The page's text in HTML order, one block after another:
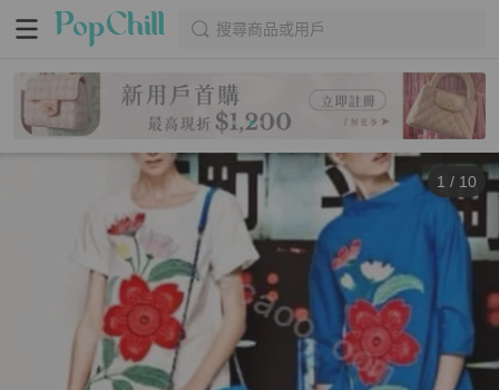
搜尋商品或用戶
1 / 10